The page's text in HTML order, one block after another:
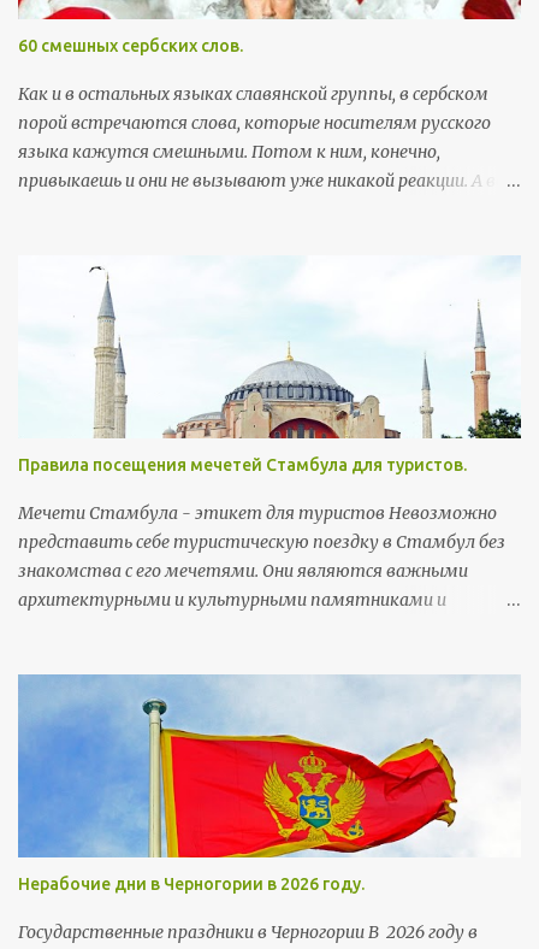
е
н
т
а
р
60 смешных сербских слов.
Как и в остальных языках славянской группы, в сербском
порой встречаются слова, которые носителям русского
языка кажутся смешными. Потом к ним, конечно,
привыкаешь и они не вызывают уже никакой реакции. А вот
примеры, которые можно встретить в повседневной
жизни. Так как пост скорее развлекательный, а не
образовательный, слова приведены без ударений (кстати, с
правильными, а не теми ударениями, которые
русскоговорящие ставят интуитивно, многие слова уже не
так смешны). Первым в строке идет произношение, в
скобках - написание слова на сербской латинице, ну а
потом, соответственно, перевод. Бубашвабе (bubašvabe) -
тараканы бубумаре (bubamare) - божьи коровки вилюшка
(viljušка) - вилка возила (vozila) - транспортные средства
дойка (dojka) - грудь Деда Mраз (Deda Mraz) - Дед Мороз
Правила посещения мечетей Стамбула для туристов.
Мечети Стамбула - этикет для туристов Невозможно
представить себе туристическую поездку в Стамбул без
знакомства с его мечетями. Они являются важными
архитектурными и культурными памятниками и
возводили члены правящей династии, султаны, богатые
горожане и высокопоставленные чиновники, а потому
многим мечетям есть чем похвастаться и удивить своих
Нерабочие дни в Черногории в 2026 году.
Государственные праздники в Черногории В 2026 году в